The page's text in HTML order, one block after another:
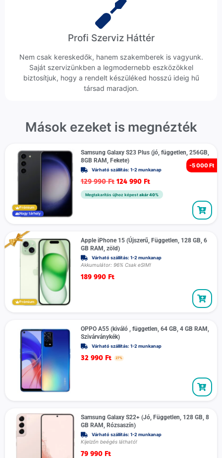
Profi Szerviz Háttér
Nem csak kereskedők, hanem szakemberek is vagyunk.
Saját szervizünkben a legmodernebb eszközökkel
biztosítjuk, hogy a rendelt készüléked hosszú ideig hű
társad maradjon.
Mások ezeket is megnézték
-5 000 Ft
Prémium
Nagy tárhely
Samsung Galaxy S23 Plus (jó, független, 256GB,
8GB RAM, Fekete)
Várható szállítás: 1-2 munkanap
129 990Ft 124 990 Ft
Megtakarítás újhoz képest akár 40%
Prémium
Apple iPhone 15 (Újszerű, Független, 128 GB, 6
GB RAM, zöld)
Várható szállítás: 1-2 munkanap
Akkumulátor: 96% Csak eSIM!
189 990 Ft
OPPO A55 (kiváló , független, 64 GB, 4 GB RAM,
Szivárványkék)
Várható szállítás: 1-2 munkanap
32 990 Ft 27%
Samsung Galaxy S22+ (Jó, Független, 128 GB, 8
GB RAM, Rózsaszín)
Várható szállítás: 1-2 munkanap
Kijelzőn beégés látható!
79 990 Ft